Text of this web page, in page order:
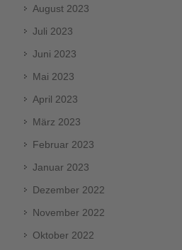
August 2023
Juli 2023
Juni 2023
Mai 2023
April 2023
März 2023
Februar 2023
Januar 2023
Dezember 2022
November 2022
Oktober 2022